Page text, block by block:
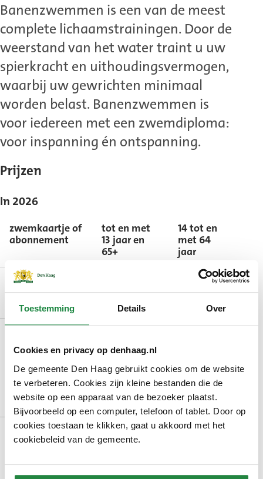
Toestemming Details Over
Cookies en privacy op denhaag.nl
De gemeente Den Haag gebruikt cookies om de website
te verbeteren. Cookies zijn kleine bestanden die de
website op een apparaat van de bezoeker plaatst.
Bijvoorbeeld op een computer, telefoon of tablet. Door op
cookies toestaan te klikken, gaat u akkoord met het
cookiebeleid van de gemeente.
Banenzwemmen is een van de meest
complete lichaamstrainingen. Door de
weerstand van het water traint u uw
spierkracht en uithoudingsvermogen,
waarbij uw gewrichten minimaal
worden belast. Banenzwemmen is
voor iedereen met een zwemdiploma:
voor inspanning én ontspanning.
Prijzen
In 2026
zwemkaartje of
abonnement
tot en met
13 jaar en
65+
14 tot en
met 64
jaar
los
voor 12
bezoeken
(u betaalt voor
10 bezoeken)
abonnement
bezoeken
€ 84